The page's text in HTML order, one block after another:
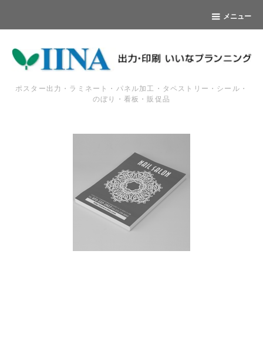
メニュー
ポスター出力・ラミネート・パネル加工・タペストリー・シール・
のぼり・看板・販促品